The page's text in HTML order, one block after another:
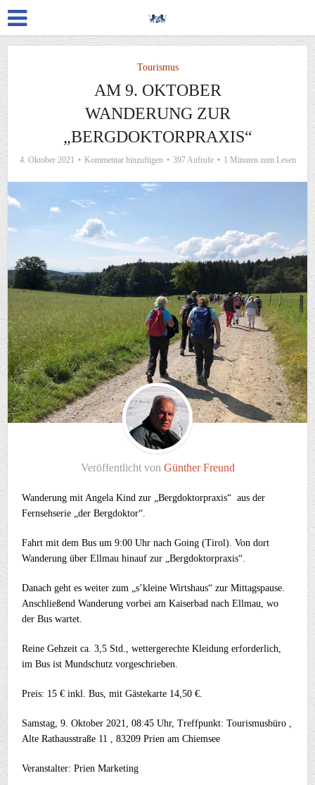
Tourismus
AM 9. OKTOBER
WANDERUNG ZUR
„BERGDOKTORPRAXIS“
4. Oktober 2021 Kommentar hinzufügen 397 Aufrufe 1 Minuten zum Lesen
Veröffentlicht von Günther Freund
Wanderung mit Angela Kind zur „Bergdoktorpraxis“ aus der
Fernsehserie „der Bergdoktor“.
Fahrt mit dem Bus um 9:00 Uhr nach Going (Tirol). Von dort
Wanderung über Ellmau hinauf zur „Bergdoktorpraxis“.
Danach geht es weiter zum „s’kleine Wirtshaus“ zur Mittagspause.
Anschließend Wanderung vorbei am Kaiserbad nach Ellmau, wo
der Bus wartet.
Reine Gehzeit ca. 3,5 Std., wettergerechte Kleidung erforderlich,
im Bus ist Mundschutz vorgeschrieben.
Preis: 15 € inkl. Bus, mit Gästekarte 14,50 €.
Samstag, 9. Oktober 2021, 08:45 Uhr, Treffpunkt: Tourismusbüro ,
Alte Rathausstraße 11 , 83209 Prien am Chiemsee
Veranstalter: Prien Marketing